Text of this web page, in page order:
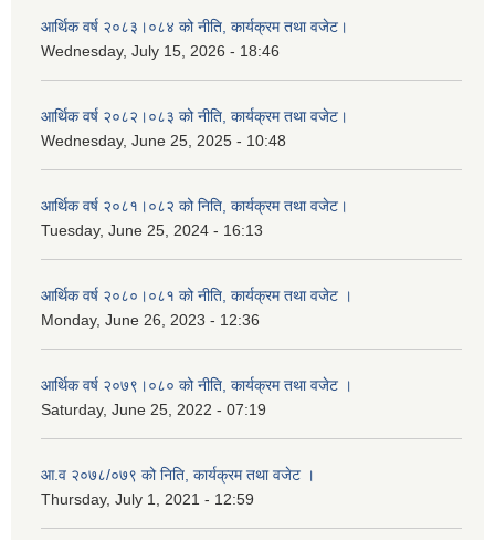
आर्थिक वर्ष २०८३।०८४ को नीति, कार्यक्रम तथा वजेट।
Wednesday, July 15, 2026 - 18:46
आर्थिक वर्ष २०८२।०८३ को नीति, कार्यक्रम तथा वजेट।
Wednesday, June 25, 2025 - 10:48
आर्थिक वर्ष २०८१।०८२ को निति, कार्यक्रम तथा वजेट।
Tuesday, June 25, 2024 - 16:13
आर्थिक वर्ष २०८०।०८१ को नीति, कार्यक्रम तथा वजेट ।
Monday, June 26, 2023 - 12:36
आर्थिक वर्ष २०७९।०८० को नीति, कार्यक्रम तथा वजेट ।
Saturday, June 25, 2022 - 07:19
आ.व २०७८/०७९ को निति, कार्यक्रम तथा वजेट ।
Thursday, July 1, 2021 - 12:59